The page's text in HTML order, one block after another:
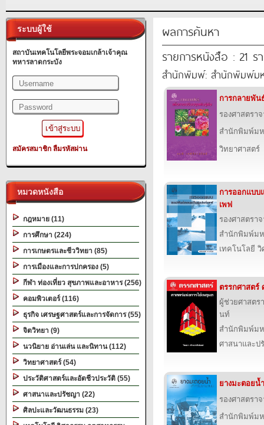
ระบบผู้ใช้
สถาบันเทคโนโลยีพระจอมเกล้าเจ้าคุณ
ทหารลาดกระบัง
สมัครสมาชิก ลืมรหัสผ่าน
หมวดหนังสือ
กฎหมาย (11)
การศึกษา (224)
การเกษตรและชีววิทยา (85)
การเมืองและการปกครอง (5)
กีฬา ท่องเที่ยว สุขภาพและอาหาร (256)
คอมพิวเตอร์ (116)
ธุรกิจ เศรษฐศาสตร์และการจัดการ (55)
จิตวิทยา (9)
นวนิยาย อ่านเล่น และนิทาน (112)
วิทยาศาสตร์ (54)
ประวัติศาสตร์และอัตชีวประวัติ (55)
ศาสนาและปรัชญา (22)
ศิลปะและวัฒนธรรม (23)
ผลการค้นหา
รายการหนังสือ : 21 ร
สำนักพิมพ์: สำนักพิมพ์มห
การกลายพัน
รองศาสตรา
สำนักพิมพ์มห
วิทยาศาสตร์
การออกแบบ
เพฟ
รองศาสตรา
สำนักพิมพ์มห
เทคโนโลยี
ตรรกศาสตร์
ผู้ช่วยศาสตร
นท์
สำนักพิมพ์มห
ศาสนาและป
ยางมะตอยน้
รองศาสตรา
สำนักพิมพ์มห